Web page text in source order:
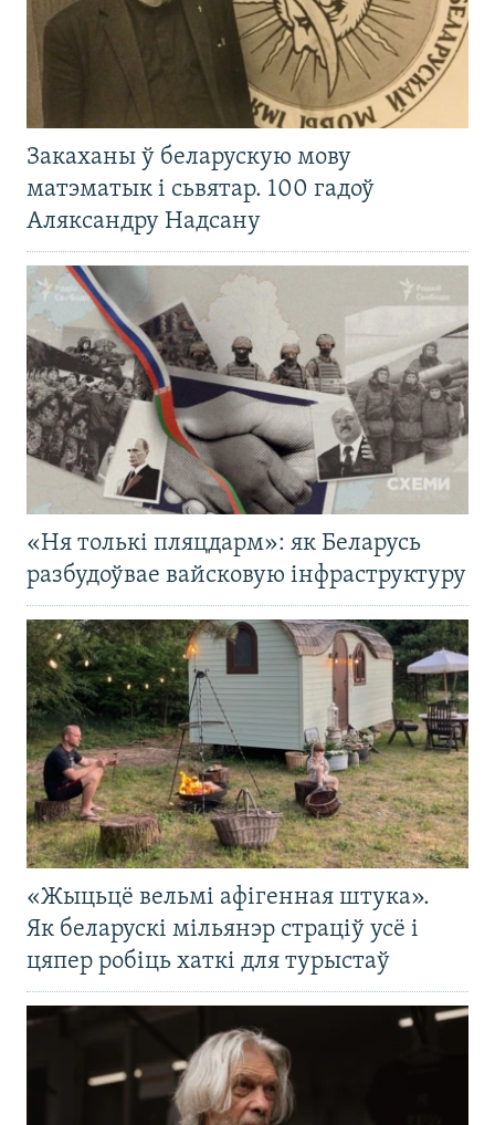
Закаханы ў беларускую мову
матэматык і сьвятар. 100 гадоў
Аляксандру Надсану
«Ня толькі пляцдарм»: як Беларусь
разбудоўвае вайсковую інфраструктуру
«Жыцьцё вельмі афігенная штука».
Як беларускі мільянэр страціў усё і
цяпер робіць хаткі для турыстаў